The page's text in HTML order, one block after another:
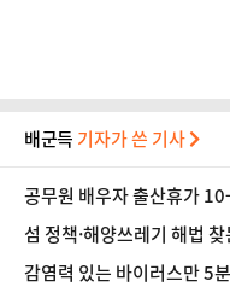
배군득 기자가 쓴 기사
공무원 배우자 출산휴가
섬 정책·해양쓰레기 해법
감염력 있는 바이러스만 5